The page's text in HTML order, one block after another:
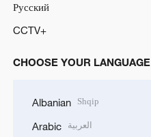
Русский
CCTV+
CHOOSE YOUR LANGUAGE
Albanian Shqip
Arabic العربية